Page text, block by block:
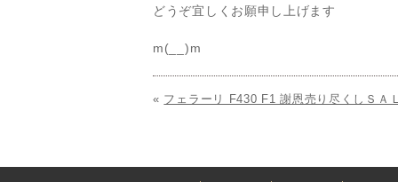
どうぞ宜しくお願申し上げます
m(__)m
« フェラーリ F430 F1 謝恩売り尽くしＳＡ